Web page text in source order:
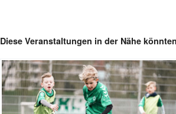
Diese Veranstaltungen in der Nähe